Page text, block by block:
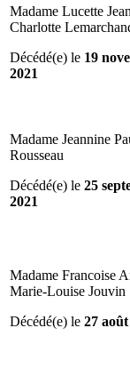
Madame Lucette
Charlotte
Décédé(e) le 19
2021
Madame Jeannine
Rousseau
Décédé(e) le 25
2021
Madame Francoise
Marie-Louise Jouvin
Décédé(e) le 27 août